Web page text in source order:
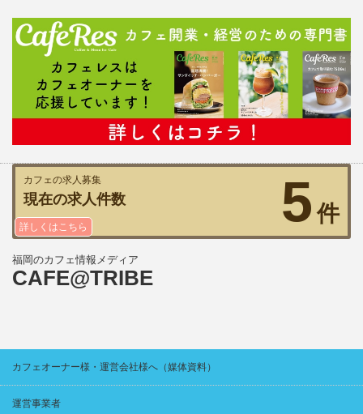
カフェの求人募集
現在の求人件数 5 件
詳しくはこちら
福岡のカフェ情報メディア
CAFE@TRIBE
カフェオーナー様・運営会社様へ（媒体資料）
運営事業者